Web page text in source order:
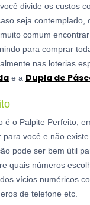
divide os custos
seja contemplado,
comum
para comprar
nas loterias
e a Dupla de
é o Palpite Perfeito,
para você e não
pode ser bem útil
quais números
vícios numéricos
de telefone etc.